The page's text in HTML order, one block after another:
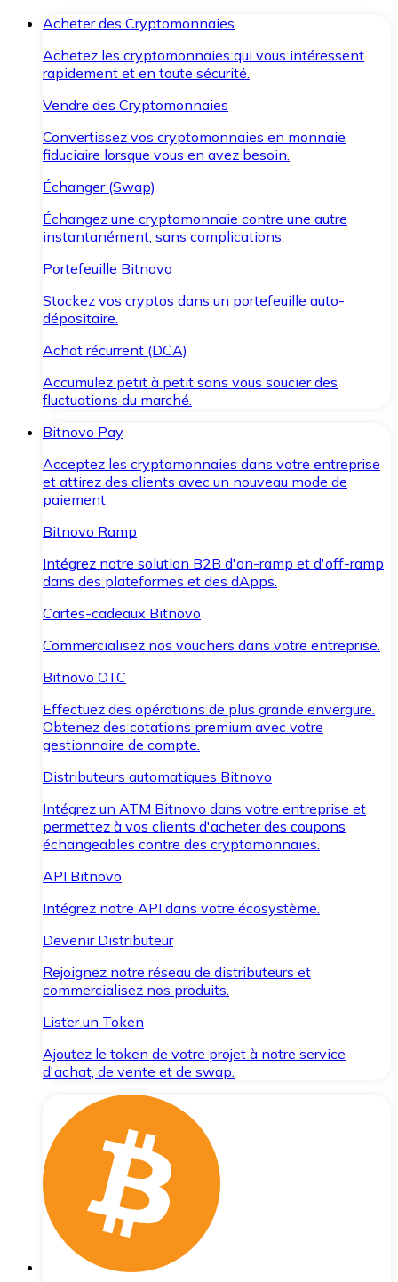
Acheter des Cryptomonnaies
Achetez les cryptomonnaies qui vous intéressent
rapidement et en toute sécurité.
Vendre des Cryptomonnaies
Convertissez vos cryptomonnaies en monnaie
fiduciaire lorsque vous en avez besoin.
Échanger (Swap)
Échangez une cryptomonnaie contre une autre
instantanément, sans complications.
Portefeuille Bitnovo
Stockez vos cryptos dans un portefeuille auto-
dépositaire.
Achat récurrent (DCA)
Accumulez petit à petit sans vous soucier des
fluctuations du marché.
Bitnovo Pay
Acceptez les cryptomonnaies dans votre entreprise
et attirez des clients avec un nouveau mode de
paiement.
Bitnovo Ramp
Intégrez notre solution B2B d'on-ramp et d'off-ramp
dans des plateformes et des dApps.
Cartes-cadeaux Bitnovo
Commercialisez nos vouchers dans votre entreprise.
Bitnovo OTC
Effectuez des opérations de plus grande envergure.
Obtenez des cotations premium avec votre
gestionnaire de compte.
Distributeurs automatiques Bitnovo
Intégrez un ATM Bitnovo dans votre entreprise et
permettez à vos clients d'acheter des coupons
échangeables contre des cryptomonnaies.
API Bitnovo
Intégrez notre API dans votre écosystème.
Devenir Distributeur
Rejoignez notre réseau de distributeurs et
commercialisez nos produits.
Lister un Token
Ajoutez le token de votre projet à notre service
d'achat, de vente et de swap.